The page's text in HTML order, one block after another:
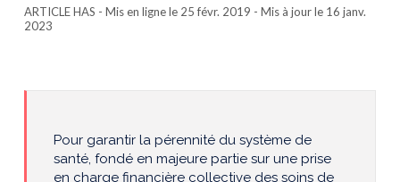
ARTICLE HAS - Mis en ligne le 25 févr. 2019 - Mis à jour le 16 janv.
2023
Pour garantir la pérennité du système de
santé, fondé en majeure partie sur une prise
en charge financière collective des soins de